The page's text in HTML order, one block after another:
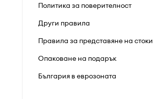
Политика за поверителност
Други правила
Правила за представяне на стоки
Опаковане на подарък
България в еврозоната